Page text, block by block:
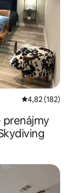
Priemerné
4,82 (182)
prenájmy